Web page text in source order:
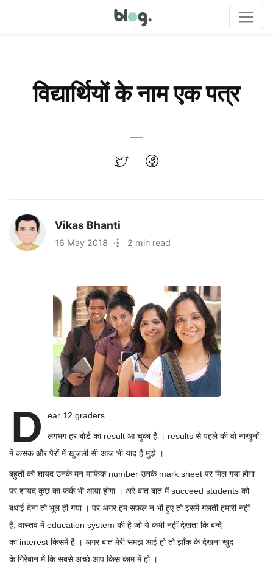
विद्यार्थियों के नाम एक पत्र
Vikas Bhanti
16 May 2018 · 2 min read
D ear 12 graders
लगभग हर बोर्ड का result आ चुका है । results से पहले की वो नाखूनों
में कसक और पैरों में खुजली सी आज भी याद है मुझे ।
बहुतों को शायद उनके मन माफिक number उनके mark sheet पर मिल गया होगा
पर शायद कुछ का फर्क भी आया होगा । अरे बात बात मेंsucceed students को
बधाई देना तो भूल ही गया । पर अगर हम सफल न भी हुए तो इसमें गलती हमारी नहीं
है वास्तव मेंeducation system की है जो ये कभी नहीं देखता कि बन्दे
का interest किसमें है । अगर बात मेरी समझ आई हो तो झाँक के देखना खुद
केगिरेबान में कि सबसे अच्छे आप किस काम में हो ।